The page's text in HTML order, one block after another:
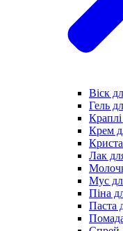
Віск
Гель
Крем
Лак
Мус
Піна
Паста